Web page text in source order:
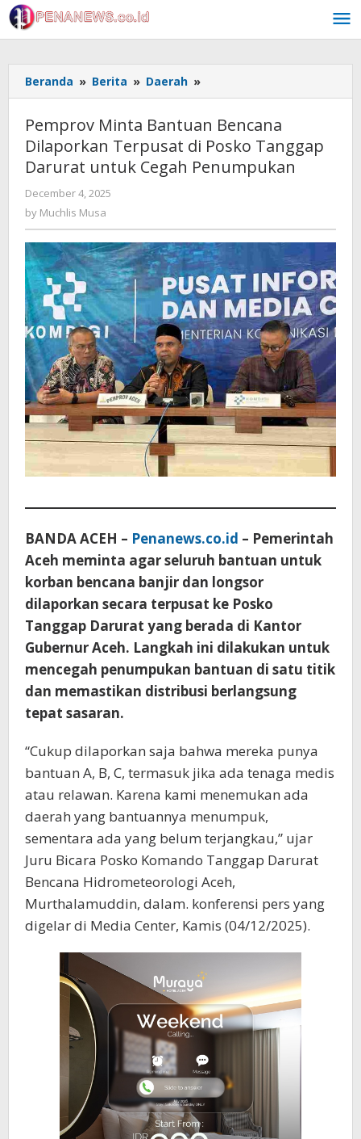
Skip
to
content
Beranda » Berita » Daerah »
Minta
Bencana
Dilaporkan
Terpusat
Darurat
untuk
Cegah
Penumpukan
Pemprov Minta Bantuan Bencana
Dilaporkan Terpusat di Posko Tanggap
Darurat untuk Cegah Penumpukan
December 4, 2025
by Muchlis Musa
BANDA ACEH – Penanews.co.id – Pemerintah
Aceh meminta agar seluruh bantuan untuk
korban bencana banjir dan longsor
dilaporkan secara terpusat ke Posko
Tanggap Darurat yang berada di Kantor
Gubernur Aceh. Langkah ini dilakukan untuk
mencegah penumpukan bantuan di satu titik
dan memastikan distribusi berlangsung
tepat sasaran.
“Cukup dilaporkan saja bahwa mereka punya
bantuan A, B, C, termasuk jika ada tenaga medis
atau relawan. Karena kami menemukan ada
daerah yang bantuannya menumpuk,
sementara ada yang belum terjangkau,” ujar
Juru Bicara Posko Komando Tanggap Darurat
Bencana Hidrometeorologi Aceh,
Murthalamuddin, dalam. konferensi pers yang
digelar di Media Center, Kamis (04/12/2025).